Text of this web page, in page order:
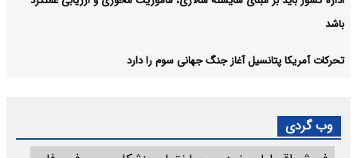
باشد
تحرکات آمریکا پتانسیل آغاز جنگ جهانی سوم را دارد
وب گردی